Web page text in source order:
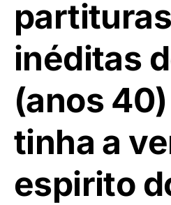
partituras
inéditas
(anos
tinha a
espirito